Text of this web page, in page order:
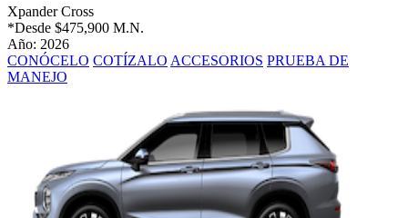
Xpander Cross
*Desde $475,900 M.N.
Año: 2026
CONÓCELO COTÍZALO ACCESORIOS PRUEBA DE
MANEJO